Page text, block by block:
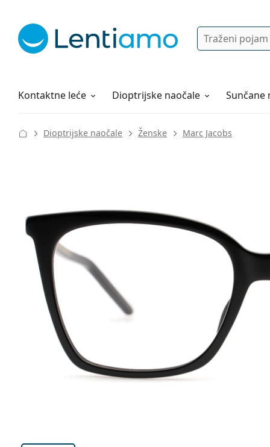
Pretraga
Kontaktne leće
Otopine za leće Dioptrijske naočale Sunčane
Sve o kupovini
Dioptrijske naočale Ženske Marc Jacobs
42 mm
Visina leće Širina leće
Širina